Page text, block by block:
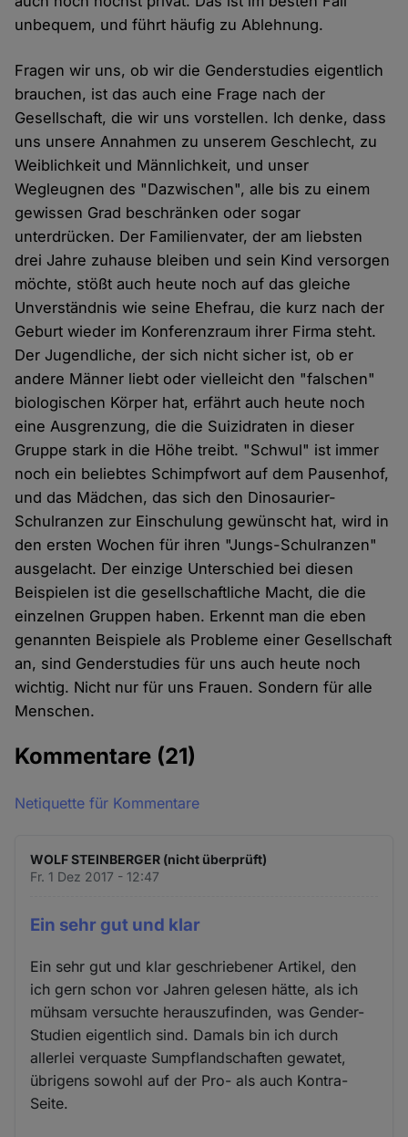
unbequem, und führt häufig zu Ablehnung.
Fragen wir uns, ob wir die Genderstudies eigentlich
brauchen, ist das auch eine Frage nach der
Gesellschaft, die wir uns vorstellen. Ich denke, dass
uns unsere Annahmen zu unserem Geschlecht, zu
Weiblichkeit und Männlichkeit, und unser
Wegleugnen des "Dazwischen", alle bis zu einem
gewissen Grad beschränken oder sogar
unterdrücken. Der Familienvater, der am liebsten
drei Jahre zuhause bleiben und sein Kind versorgen
möchte, stößt auch heute noch auf das gleiche
Unverständnis wie seine Ehefrau, die kurz nach der
Geburt wieder im Konferenzraum ihrer Firma steht.
Der Jugendliche, der sich nicht sicher ist, ob er
andere Männer liebt oder vielleicht den "falschen"
biologischen Körper hat, erfährt auch heute noch
eine Ausgrenzung, die die Suizidraten in dieser
Gruppe stark in die Höhe treibt. "Schwul" ist immer
noch ein beliebtes Schimpfwort auf dem Pausenhof,
und das Mädchen, das sich den Dinosaurier-
Schulranzen zur Einschulung gewünscht hat, wird in
den ersten Wochen für ihren "Jungs-Schulranzen"
ausgelacht. Der einzige Unterschied bei diesen
Beispielen ist die gesellschaftliche Macht, die die
einzelnen Gruppen haben. Erkennt man die eben
genannten Beispiele als Probleme einer Gesellschaft
an, sind Genderstudies für uns auch heute noch
wichtig. Nicht nur für uns Frauen. Sondern für alle
Menschen.
Kommentare (21)
Netiquette für Kommentare
WOLF STEINBERGER (nicht überprüft)
Fr. 1 Dez 2017 - 12:47
Ein sehr gut und klar
Ein sehr gut und klar geschriebener Artikel, den
ich gern schon vor Jahren gelesen hätte, als ich
mühsam versuchte herauszufinden, was Gender-
Studien eigentlich sind. Damals bin ich durch
allerlei verquaste Sumpflandschaften gewatet,
übrigens sowohl auf der Pro- als auch Kontra-
Seite.